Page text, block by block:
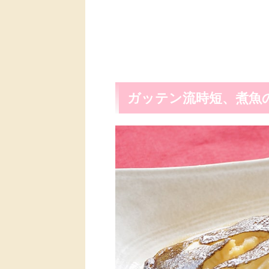
ガッテン流時短、煮魚